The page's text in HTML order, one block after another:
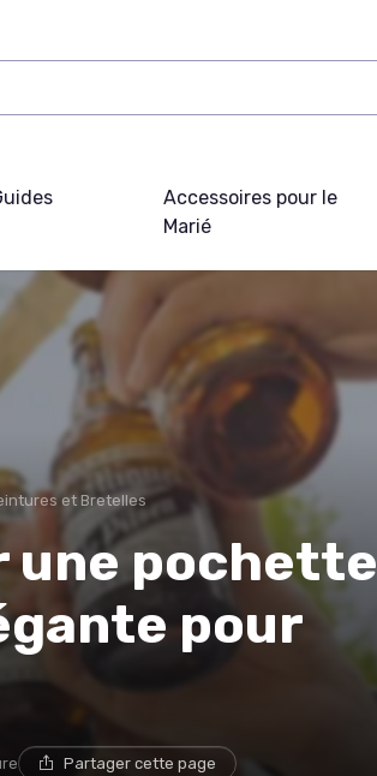
Accessoires pour le
Marié
et Bretelles
une pochette
pour
Partager cette page